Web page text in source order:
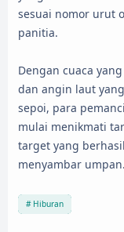
sesuai nomor urut
panitia.
Dengan cuaca
dan angin laut
sepoi, para
mulai menikmati
target yang berhasil
menyambar
Hiburan